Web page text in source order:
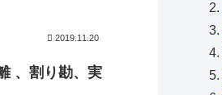
2019.11.20
、割り勘、実